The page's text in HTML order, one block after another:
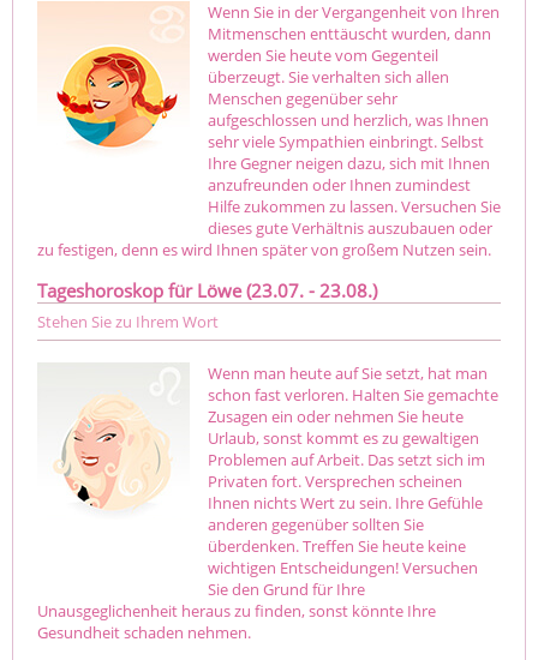
Wenn Sie in der Vergangenheit von Ihren
Mitmenschen enttäuscht wurden, dann
werden Sie heute vom Gegenteil
überzeugt. Sie verhalten sich allen
Menschen gegenüber sehr
aufgeschlossen und herzlich, was Ihnen
sehr viele Sympathien einbringt. Selbst
Ihre Gegner neigen dazu, sich mit Ihnen
anzufreunden oder Ihnen zumindest
Hilfe zukommen zu lassen. Versuchen Sie
dieses gute Verhältnis auszubauen oder
zu festigen, denn es wird Ihnen später von großem Nutzen sein.
Tageshoroskop für Löwe (23.07. - 23.08.)
Stehen Sie zu Ihrem Wort
Wenn man heute auf Sie setzt, hat man
schon fast verloren. Halten Sie gemachte
Zusagen ein oder nehmen Sie heute
Urlaub, sonst kommt es zu gewaltigen
Problemen auf Arbeit. Das setzt sich im
Privaten fort. Versprechen scheinen
Ihnen nichts Wert zu sein. Ihre Gefühle
anderen gegenüber sollten Sie
überdenken. Treffen Sie heute keine
wichtigen Entscheidungen! Versuchen
Sie den Grund für Ihre
Unausgeglichenheit heraus zu finden, sonst könnte Ihre
Gesundheit schaden nehmen.